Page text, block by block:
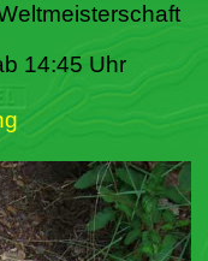
14:45 Uhr